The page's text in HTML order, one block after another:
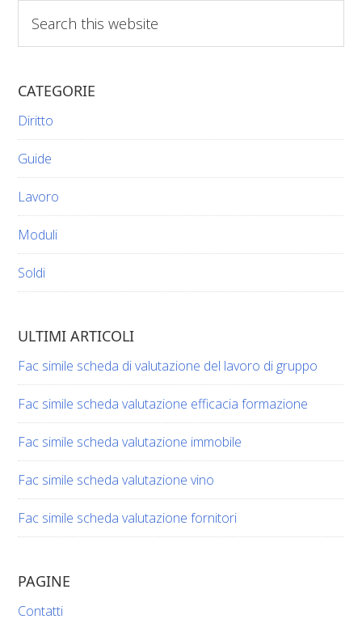
this
website
CATEGORIE
Diritto
Guide
Lavoro
Moduli
Soldi
ULTIMI ARTICOLI
Fac simile scheda di valutazione del lavoro di gruppo​​
Fac simile scheda valutazione efficacia formazione​​
Fac simile scheda valutazione immobile​​
Fac simile scheda valutazione vino​​​
Fac simile scheda valutazione fornitori​​
PAGINE
Contatti